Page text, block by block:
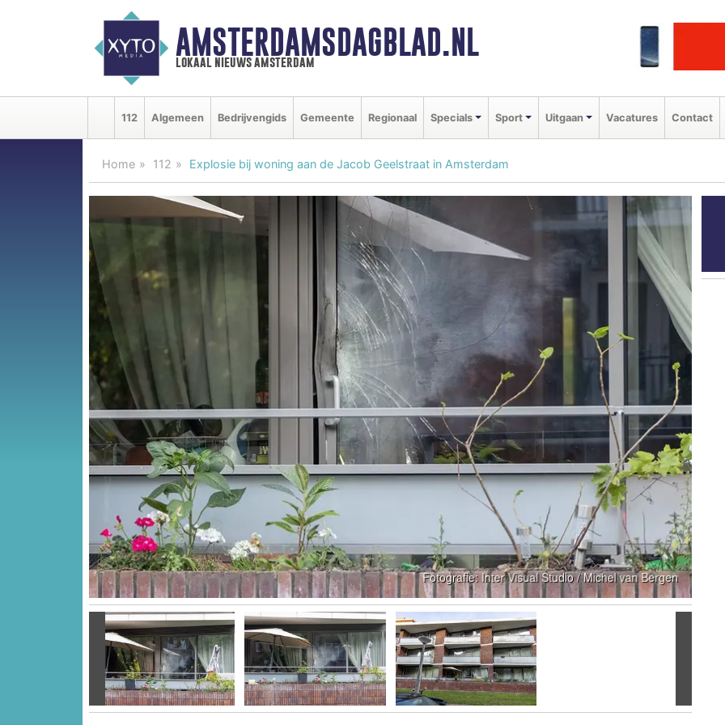
AMSTERDAMSDAGBLAD.NL
lokaal nieuws amsterdam
112 Algemeen Bedrijvengids Gemeente Regionaal Specials Sport Uitgaan Vacatures Contact
Home 112 Explosie bij woning aan de Jacob Geelstraat in Amsterdam
Vorige